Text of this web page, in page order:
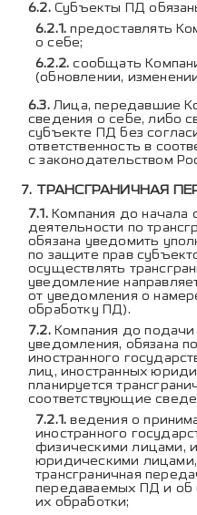
Субъекты ПД
предоставлять
о себе;
сообщать
(обновлении,
Лица, передавшие
сведения о себе, либо
субъекте ПД без
ответственность в
с законодательством
ТРАНСГРАНИЧНАЯ
Компания до начала
деятельности по
обязана уведомить
по защите прав
осуществлять
уведомление
от уведомления о
обработку ПД).
Компания до
уведомления, обязана
иностранного
лиц, иностранных
планируется
соответствующие
ведения о
иностранного
физическими лицами,
юридическими лицами,
трансграничная
передаваемых ПД и об
их обработки;